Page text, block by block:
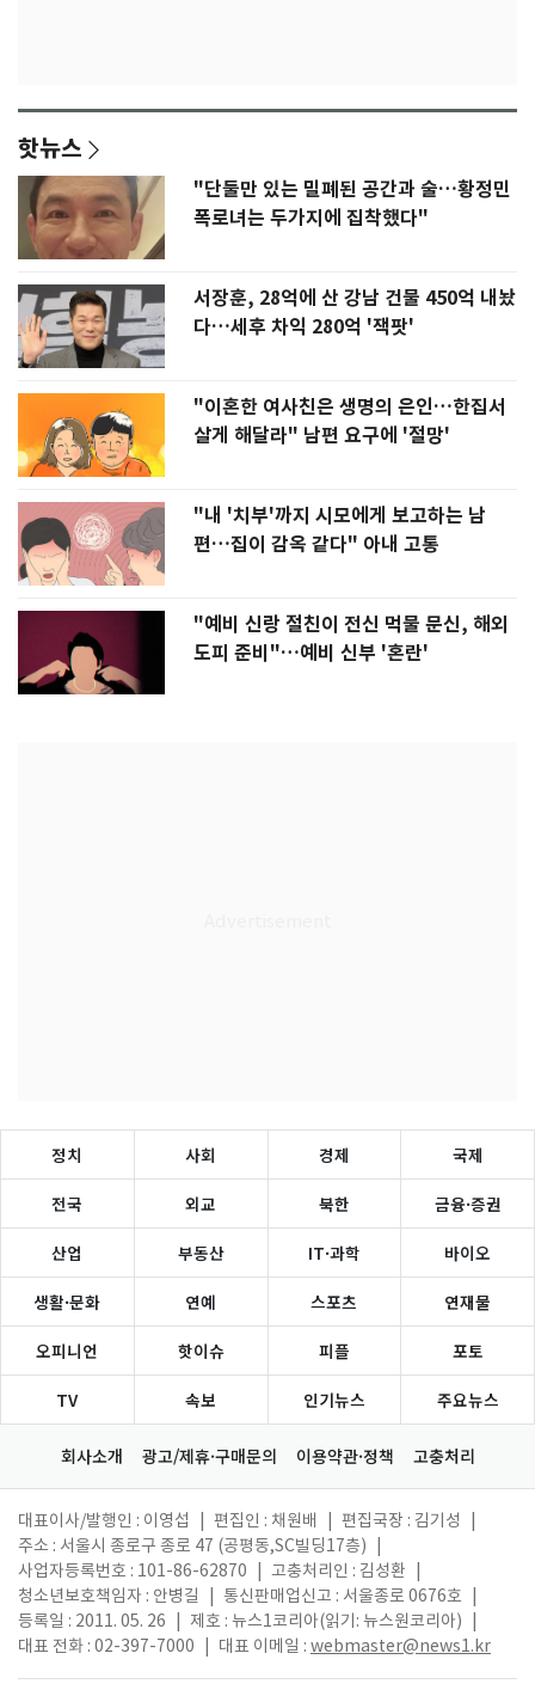
핫뉴스
"단둘만 있는 밀폐된 공간과 술…황정민
폭로녀는 두가지에 집착했다"
서장훈, 28억에 산 강남 건물 450억 내놨
다…세후 차익 280억 '잭팟'
"이혼한 여사친은 생명의 은인…한집서
살게 해달라" 남편 요구에 '절망'
"내 '치부'까지 시모에게 보고하는 남
편…집이 감옥 같다" 아내 고통
"예비 신랑 절친이 전신 먹물 문신, 해외
도피 준비"…예비 신부 '혼란'
정치 사회 경제 국제
전국 외교 북한 금융·증권
산업 부동산 IT·과학 바이오
생활·문화 연예 스포츠 연재물
오피니언 핫이슈 피플 포토
TV 속보 인기뉴스 주요뉴스
회사소개 광고/제휴·구매문의 이용약관·정책 고충처리
대표이사/발행인 : 이영섭 편집인 : 채원배 편집국장 : 김기성
주소 : 서울시 종로구 종로 47 (공평동,SC빌딩17층)
사업자등록번호 : 101-86-62870
고충처리인 : 김성환
청소년보호책임자 : 안병길
통신판매업신고 : 서울종로 0676호
등록일 : 2011. 05. 26
제호 : 뉴스1코리아(읽기: 뉴스원코리아)
대표 전화 : 02-397-7000
대표 이메일 : webmaster@news1.kr